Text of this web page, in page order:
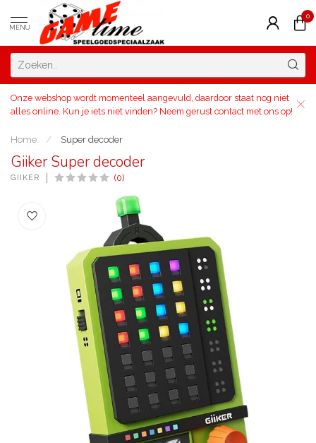
MENU
0
Onze webshop wordt momenteel aangevuld, daardoor staat nog niet
alles online. Kun je iets niet vinden? Neem gerust contact met ons op!
Home / Super decoder
Giiker Super decoder
GIIKER (0)